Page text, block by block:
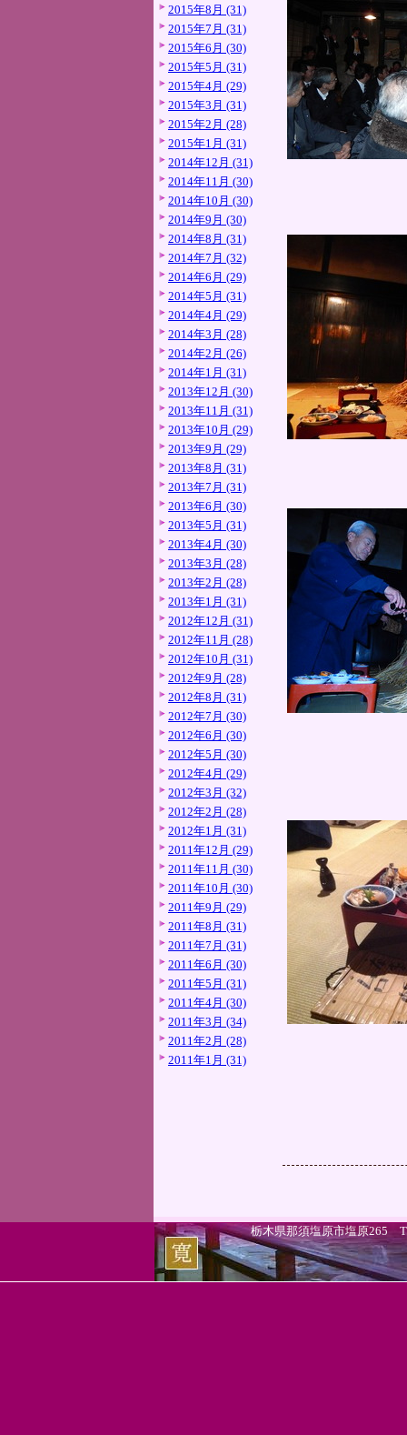
2015年8月 (31)
2015年7月 (31)
2015年6月 (30)
2015年5月 (31)
2015年4月 (29)
2015年3月 (31)
2015年2月 (28)
2015年1月 (31)
2014年12月 (31)
2014年11月 (30)
2014年10月 (30)
2014年9月 (30)
2014年8月 (31)
2014年7月 (32)
2014年6月 (29)
2014年5月 (31)
2014年4月 (29)
2014年3月 (28)
2014年2月 (26)
2014年1月 (31)
2013年12月 (30)
2013年11月 (31)
2013年10月 (29)
2013年9月 (29)
2013年8月 (31)
2013年7月 (31)
2013年6月 (30)
2013年5月 (31)
2013年4月 (30)
2013年3月 (28)
2013年2月 (28)
2013年1月 (31)
2012年12月 (31)
2012年11月 (28)
2012年10月 (31)
2012年9月 (28)
2012年8月 (31)
2012年7月 (30)
2012年6月 (30)
2012年5月 (30)
2012年4月 (29)
2012年3月 (32)
2012年2月 (28)
2012年1月 (31)
2011年12月 (29)
2011年11月 (30)
2011年10月 (30)
2011年9月 (29)
2011年8月 (31)
2011年7月 (31)
2011年6月 (30)
2011年5月 (31)
2011年4月 (30)
2011年3月 (34)
2011年2月 (28)
2011年1月 (31)
栃木県那須塩原市塩原265